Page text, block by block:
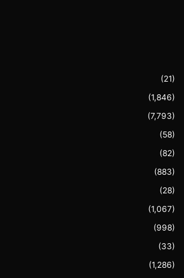
(21)
(1,846)
(7,793)
(58)
(82)
(883)
(28)
(1,067)
(998)
(33)
(1,286)